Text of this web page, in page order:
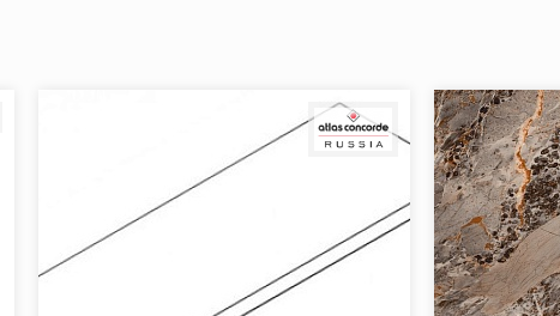
95%
36 месяцев Срок предоставления рассрочки от 3 до 10